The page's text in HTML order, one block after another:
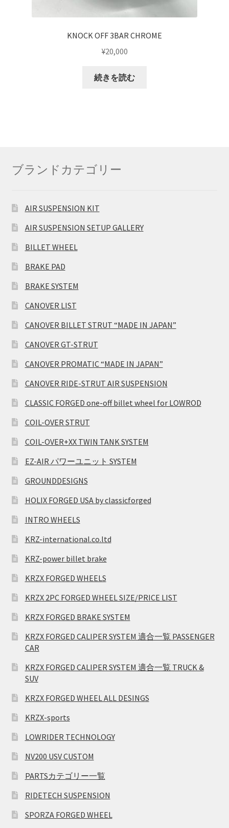
KNOCK OFF 3BAR CHROME
¥20,000
続きを読む
ブランドカテゴリー
AIR SUSPENSION KIT
AIR SUSPENSION SETUP GALLERY
BILLET WHEEL
BRAKE PAD
BRAKE SYSTEM
CANOVER LIST
CANOVER BILLET STRUT “MADE IN JAPAN”
CANOVER GT-STRUT
CANOVER PROMATIC “MADE IN JAPAN”
CANOVER RIDE-STRUT AIR SUSPENSION
CLASSIC FORGED one-off billet wheel for LOWROD
COIL-OVER STRUT
COIL-OVER+XX TWIN TANK SYSTEM
EZ-AIR パワーユニット SYSTEM
GROUNDDESIGNS
HOLIX FORGED USA by classicforged
INTRO WHEELS
KRZ-international.co.ltd
KRZ-power billet brake
KRZX FORGED WHEELS
KRZX 2PC FORGED WHEEL SIZE/PRICE LIST
KRZX FORGED BRAKE SYSTEM
KRZX FORGED CALIPER SYSTEM 適合一覧 PASSENGER
CAR
KRZX FORGED CALIPER SYSTEM 適合一覧 TRUCK &
SUV
KRZX FORGED WHEEL ALL DESINGS
KRZX-sports
LOWRIDER TECHNOLOGY
NV200 USV CUSTOM
PARTSカテゴリー一覧
RIDETECH SUSPENSION
SPORZA FORGED WHEEL